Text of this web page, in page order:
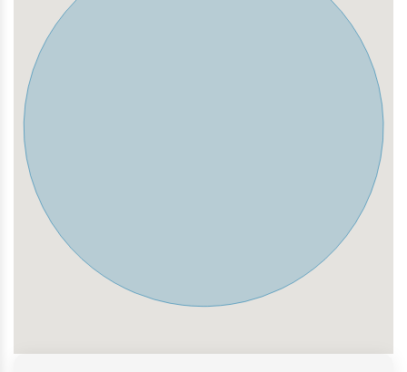
Die reizvolle Lage am Rande des Schwarzwaldes bietet
zahlreiche Freizeit- und Erholungsmöglichkeiten.
Wander- und Radwege, Wälder sowie diverse
Freizeitangebote befinden sich praktisch direkt vor der
Haustür und sorgen für eine hohe Wohn- und
Lebensqualität.
Highlights der Lage:
• Ruhige und familienfreundliche Wohnlage
• Naturnahe Umgebung mit hohem Erholungswert
• Gute Anbindung Richtung Nagold, Freudenstadt und
Horb
• Einkaufsmöglichkeiten und Einrichtungen des
täglichen Bedarfs schnell erreichbar
• Vielfältige Freizeit- und Outdoorangebote in direkter